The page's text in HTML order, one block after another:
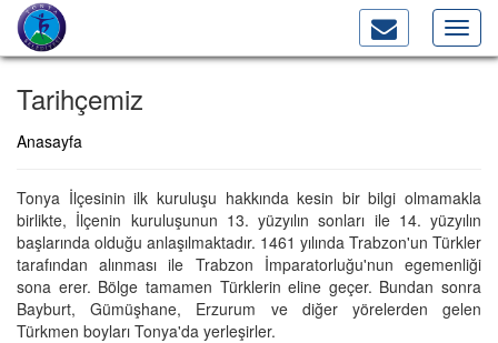
Tarihçemiz
Anasayfa
Tonya İlçesinin ilk kuruluşu hakkında kesin bir bilgi olmamakla
birlikte, İlçenin kuruluşunun 13. yüzyılın sonları ile 14. yüzyılın
başlarında olduğu anlaşılmaktadır. 1461 yılında Trabzon'un Türkler
tarafından alınması ile Trabzon İmparatorluğu'nun egemenliği
sona erer. Bölge tamamen Türklerin eline geçer. Bundan sonra
Bayburt, Gümüşhane, Erzurum ve diğer yörelerden gelen
Türkmen boyları Tonya'da yerleşirler.